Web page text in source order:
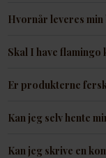
Hvornår leveres
Skal I have flamingo
Er produkterne
Kan jeg selv hente
Kan jeg skrive en